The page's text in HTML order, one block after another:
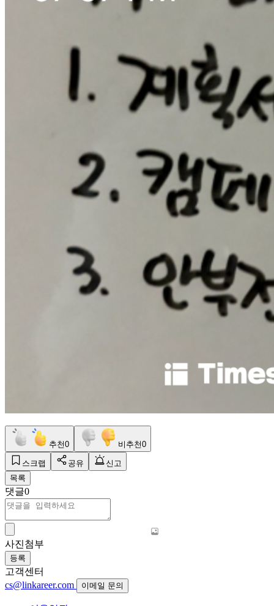
추천0 비추천0
스크랩 공유
신고
목록
댓글0
사진첨부
등록
고객센터
cs@linkareer.com
이메일 문의